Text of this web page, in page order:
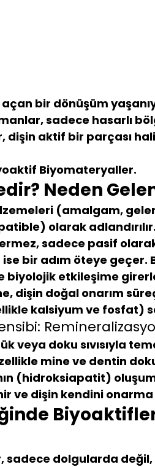
açan bir dönüşüm
sadece hasarlı
dişin aktif bir parçası
Biyomateryaller.
Neden
(amalgam,
olarak
sadece pasif
ise bir adım öteye
biyolojik etkileşime
dişin doğal onarım
kalsiyum ve fosfat)
veya doku sıvısıyla
mine ve dentin
(hidroksiapatit)
ve dişin kendini
sadece dolgularda